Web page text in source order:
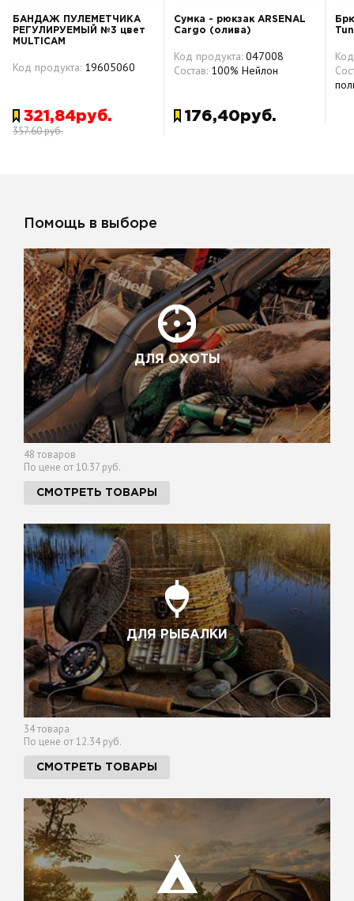
БАНДАЖ ПУЛЕМЕТЧИКА
РЕГУЛИРУЕМЫЙ №3 цвет
MULTICAM
Код продукта: 19605060
321,84руб.
357.60 руб.
Сумка - рюкзак ARSENAL
Cargo (олива)
Код продукта: 047008
Состав: 100% Нейлон
176,40руб.
Помощь в выборе
ДЛЯ ОХОТЫ
48 товаров
По цене от 10.37 руб.
СМОТРЕТЬ ТОВАРЫ
ДЛЯ РЫБАЛКИ
34 товара
По цене от 12.34 руб.
СМОТРЕТЬ ТОВАРЫ